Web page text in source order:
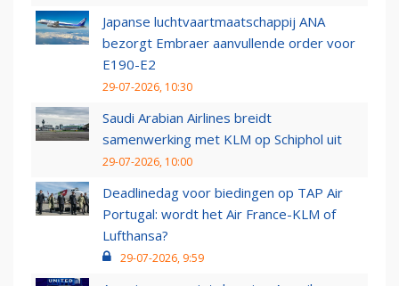
Japanse luchtvaartmaatschappij ANA
bezorgt Embraer aanvullende order voor
E190-E2
29-07-2026, 10:30
Saudi Arabian Airlines breidt
samenwerking met KLM op Schiphol uit
29-07-2026, 10:00
Deadlinedag voor biedingen op TAP Air
Portugal: wordt het Air France-KLM of
Lufthansa?
29-07-2026, 9:59